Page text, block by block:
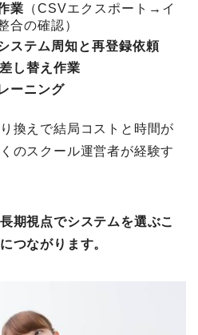
業 （CSVエクスポート→イ
合の確認）
ステム周知と再登録依頼
し替え作業
ーニング
換えで結局コストと時間が
のスクール運営者が経験す
期視点でシステムを選ぶこ
つながります。